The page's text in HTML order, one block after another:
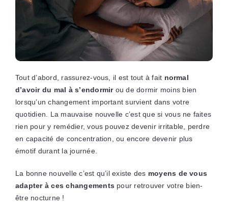
Tout d’abord, rassurez-vous, il est tout à fait normal
d’avoir du mal à s’endormirou de dormir moins bien
lorsqu’un changement important survient dans votre
quotidien. La mauvaise nouvelle c’est que si vous ne faites
rien pour y remédier, vous pouvez devenir irritable, perdre
en capacité de concentration, ou encore devenir plus
émotif durant la journée.
La bonne nouvelle c’est qu’il existe des moyens de vous
adapter à ces changements pour retrouver votre bien-
être nocturne !